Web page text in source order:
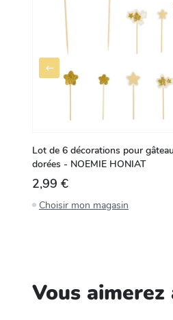
Lot de 6 décorations pour
dorées - NOEMIE HONIAT
2,99 €
Choisir mon magasin
Vous aimerez